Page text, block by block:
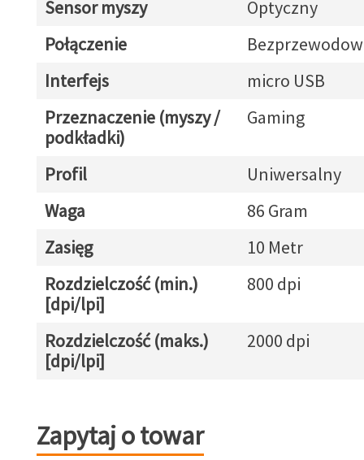
Sensor myszy
Optyczny
Połączenie
Interfejs
micro USB
Przeznaczenie (myszy /
podkładki)
Gaming
Profil
Uniwersalny
Waga
86 Gram
Zasięg
10 Metr
Rozdzielczość (min.)
[dpi/lpi]
800 dpi
Rozdzielczość (maks.)
[dpi/lpi]
2000 dpi
Zapytaj o towar
Zapytaj o towar